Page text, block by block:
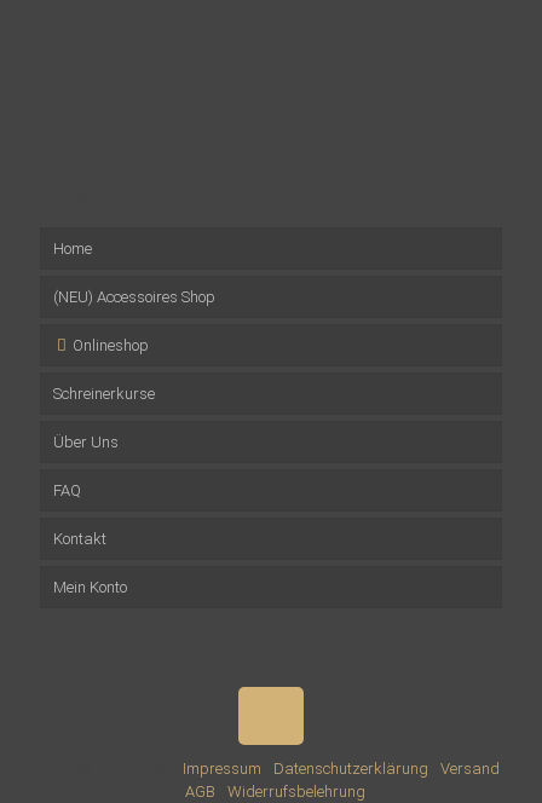
Home
(NEU) Accessoires Shop
Onlineshop
Musterpakete
Wandverkleidungen
Mehrschichtplatten
Altholzbalken
Zubehör
Schreinerkurse
Firmenevents
Impressionen
Über Uns
Team
Versprechen
Presse
FAQ
Kontakt
Mein Konto
Impressum Datenschutzerklärung
Versand
AGB Widerrufsbelehrung